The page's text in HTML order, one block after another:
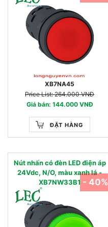
XB7NA45
Price List: 264.000 VNĐ
Giá bán: 144.000 VNĐ
ĐẶT HÀNG
Nút nhấn có đèn LED điện áp
24Vdc, N/O, màu xanh lá -
XB7NW33B1 - 40%